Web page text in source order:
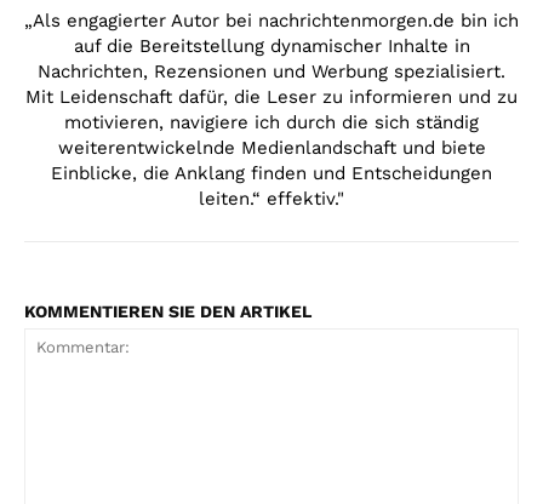
„Als engagierter Autor bei nachrichtenmorgen.de bin ich
auf die Bereitstellung dynamischer Inhalte in
Nachrichten, Rezensionen und Werbung spezialisiert.
Mit Leidenschaft dafür, die Leser zu informieren und zu
motivieren, navigiere ich durch die sich ständig
weiterentwickelnde Medienlandschaft und biete
Einblicke, die Anklang finden und Entscheidungen
leiten.“ effektiv."
KOMMENTIEREN SIE DEN ARTIKEL